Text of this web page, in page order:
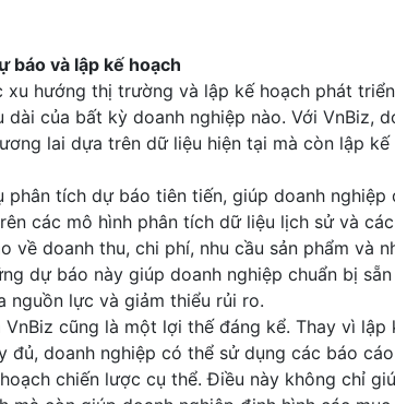
báo và lập kế hoạch
xu hướng thị trường và lập kế hoạch phát
của bất kỳ doanh nghiệp nào. Với VnBiz,
lai dựa trên dữ liệu hiện tại mà còn lập
phân tích dự báo tiên tiến, giúp doanh
các mô hình phân tích dữ liệu lịch sử và
về doanh thu, chi phí, nhu cầu sản phẩm và
dự báo này giúp doanh nghiệp chuẩn bị
nguồn lực và giảm thiểu rủi ro.
VnBiz cũng là một lợi thế đáng kể. Thay vì
đủ, doanh nghiệp có thể sử dụng các báo
chiến lược cụ thể. Điều này không chỉ